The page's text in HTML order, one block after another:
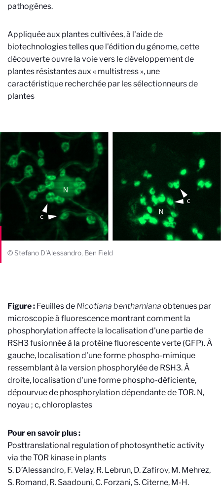
pathogènes.
Appliquée aux plantes cultivées, à l'aide de
biotechnologies telles que l'édition du génome, cette
découverte ouvre la voie vers le développement de
plantes résistantes aux « multistress », une
caractéristique recherchée par les sélectionneurs de
plantes
© Stefano D'Alessandro, Ben Field
Figure : Feuilles de Nicotiana benthamiana obtenues par
microscopie à fluorescence montrant comment la
phosphorylation affecte la localisation d'une partie de
RSH3 fusionnée à la protéine fluorescente verte (GFP). À
gauche, localisation d'une forme phospho-mimique
ressemblant à la version phosphorylée de RSH3. À
droite, localisation d'une forme phospho-déficiente,
dépourvue de phosphorylation dépendante de TOR. N,
noyau ; c, chloroplastes
Pour en savoir plus :
Posttranslational regulation of photosynthetic activity
via the TOR kinase in plants
S. D’Alessandro, F. Velay, R. Lebrun, D. Zafirov, M. Mehrez,
S. Romand, R. Saadouni, C. Forzani, S. Citerne, M-H.